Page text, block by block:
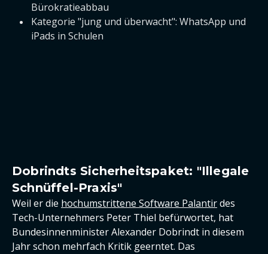
Bürokratieabbau
Kategorie "jung und überwacht": WhatsApp und
iPads in Schulen
Dobrindts Sicherheitspaket: "Illegale
Schnüffel-Praxis"
Weil er die hochumstrittene Software Palantirdes
Tech-Unternehmers Peter Thiel befürwortet, hat
Bundesinnenminister Alexander Dobrindt in diesem
Jahr schon mehrfach Kritik geerntet. Das